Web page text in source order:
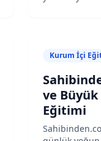
(McKinsey,
Kurum İçi
ve
Eğitimi